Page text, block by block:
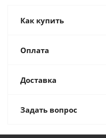
Как купить
Оплата
Доставка
Задать вопрос